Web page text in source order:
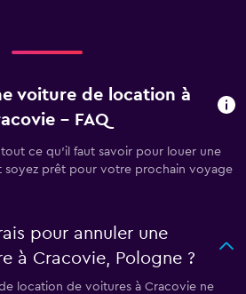
voiture de location à
- FAQ
ce qu’il faut savoir pour louer une
soyez prêt pour votre prochain voyage
pour annuler une
à Cracovie, Pologne ?
location de voitures à Cracovie ne